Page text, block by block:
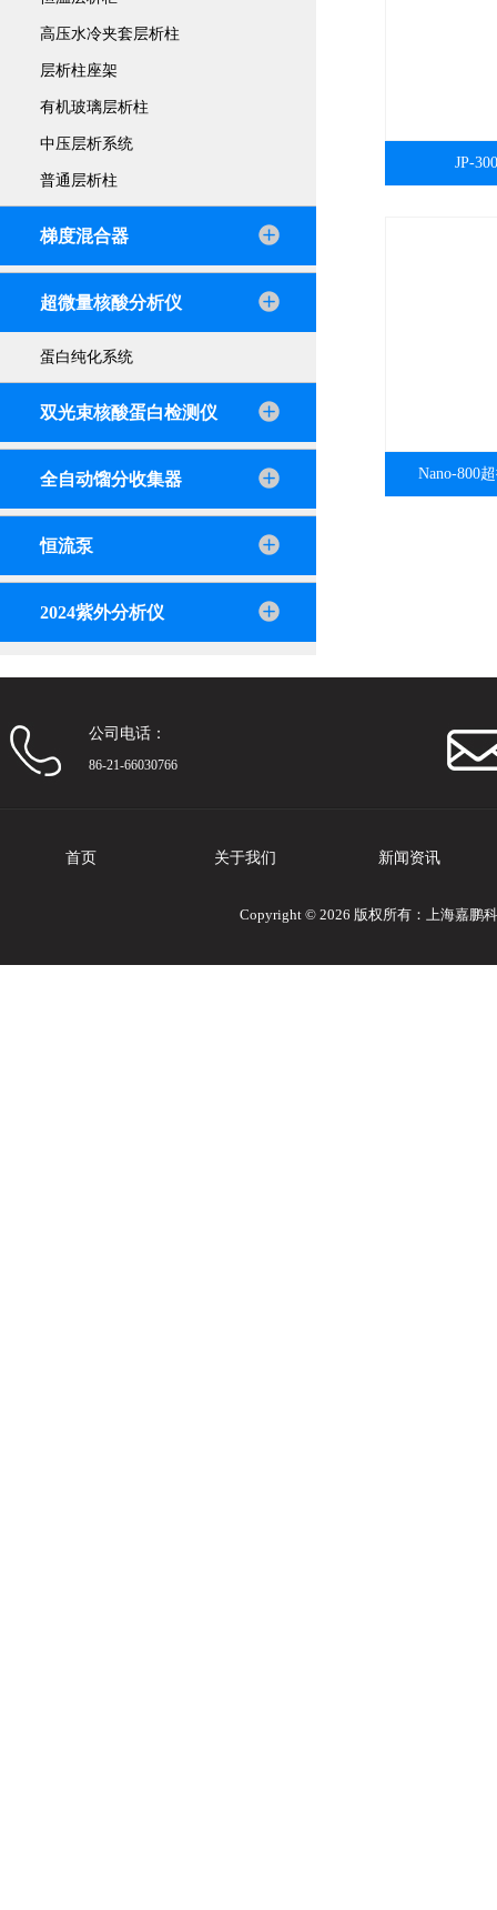
高压水冷夹套层析柱
层析柱座架
有机玻璃层析柱
中压层析系统
普通层析柱
梯度混合器
超微量核酸分析仪
蛋白纯化系统
双光束核酸蛋白检测仪
全自动馏分收集器
恒流泵
2024紫外分析仪
JP-
Nano-800
公司电话：
86-21-66030766
首页 关于我们 新闻资讯
Copyright © 2026 版权所有：上海嘉鹏